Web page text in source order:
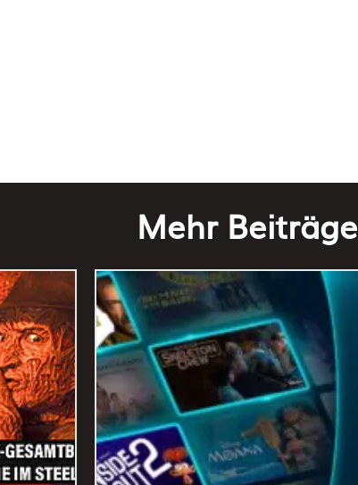
Mehr Beiträge